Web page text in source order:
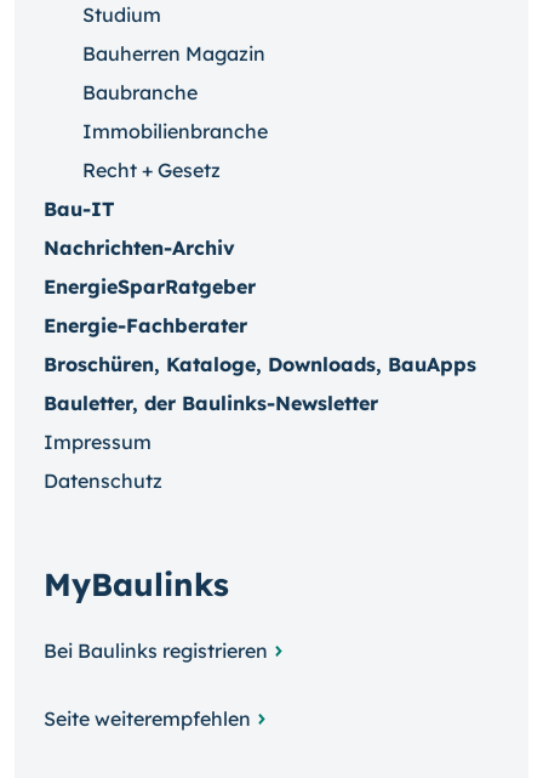
Studium
Bauherren Magazin
Baubranche
Immobilienbranche
Recht + Gesetz
Bau-IT
Nachrichten-Archiv
EnergieSparRatgeber
Energie-Fachberater
Broschüren, Kataloge, Downloads, BauApps
Bauletter, der Baulinks-Newsletter
Impressum
Datenschutz
MyBaulinks
Bei Baulinks registrieren
Seite weiterempfehlen